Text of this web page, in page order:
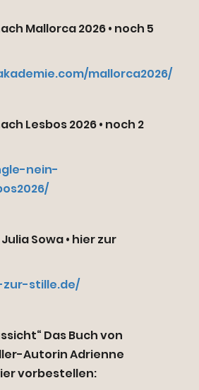
Mallorca 2026 • noch 5
mallorca2026/
Lesbos 2026 • noch 2
nein-
Sowa • hier zur
stille.de/
Das Buch von
Autorin Adrienne
vorbestellen: